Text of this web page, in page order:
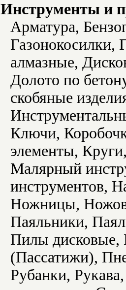
Инструменты и
Арматура,
Газонокосилки,
алмазные,
Долото по
скобяные
Ключи,
элементы,
Малярный
инструментов,
Ножницы,
Паяльники,
Пилы дисковые,
(Пассатижи),
Рубанки,